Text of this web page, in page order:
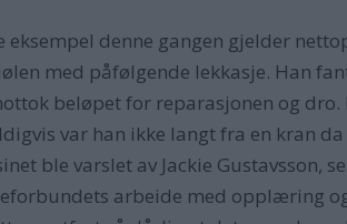
eksempel denne gangen gjelder
med påfølgende lekkasje. Han
beløpet for reparasjonen og
var han ikke langt fra en kran
ble varslet av Jackie Gustavsson,
arbeide med opplæring